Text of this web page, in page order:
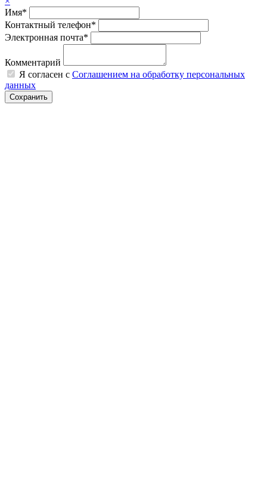
Имя*
Контактный телефон*
Электронная почта*
Комментарий
Я согласен с Соглашением на обработку персональных
данных